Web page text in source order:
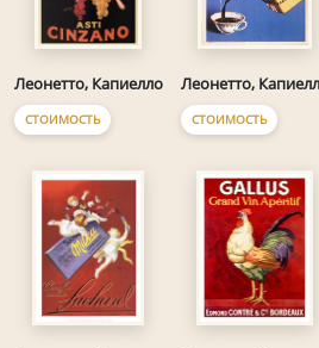
Леонетто, Капиелло
СТОИМОСТЬ
Леонетто,
СТОИМОСТЬ